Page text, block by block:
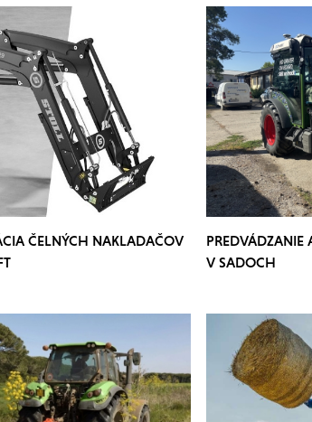
ČELNÝCH NAKLADAČOV
PREDVÁDZANIE
V SADOCH